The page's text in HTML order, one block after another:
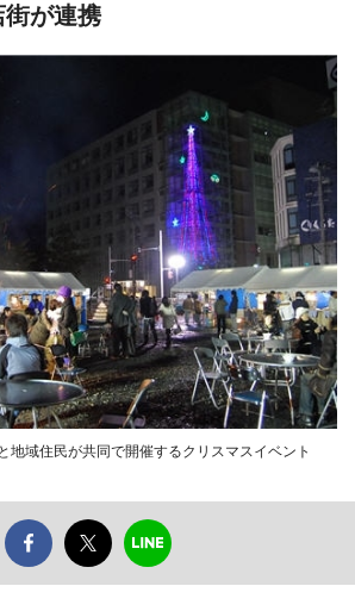
が連携
地域住民が共同で開催するクリスマスイベント